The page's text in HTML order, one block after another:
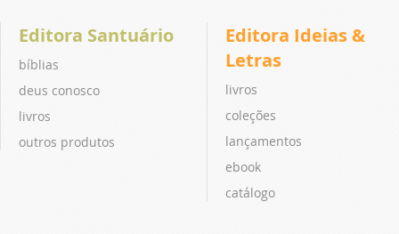
Editora Santuário
bíblias
deus conosco
livros
outros produtos
Editora Ideias &
Letras
livros
coleções
lançamentos
ebook
catálogo